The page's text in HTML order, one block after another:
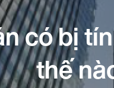
có bị
thế